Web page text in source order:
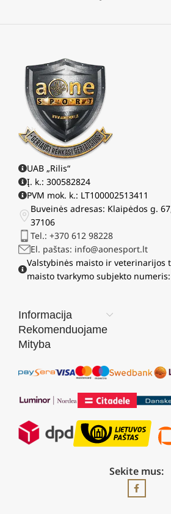
UAB „Rilis“
Į. k.: 300582824
PVM mok. k.: LT100002513411
Buveinės adresas: Klaipėdos g.
37106
Tel.: +370 612 98228
El. paštas: info@aonesport.lt
Valstybinės maisto ir veterinarijos
maisto tvarkymo subjekto
Informacija
Rekomenduojame
Mityba
Sekite mus: